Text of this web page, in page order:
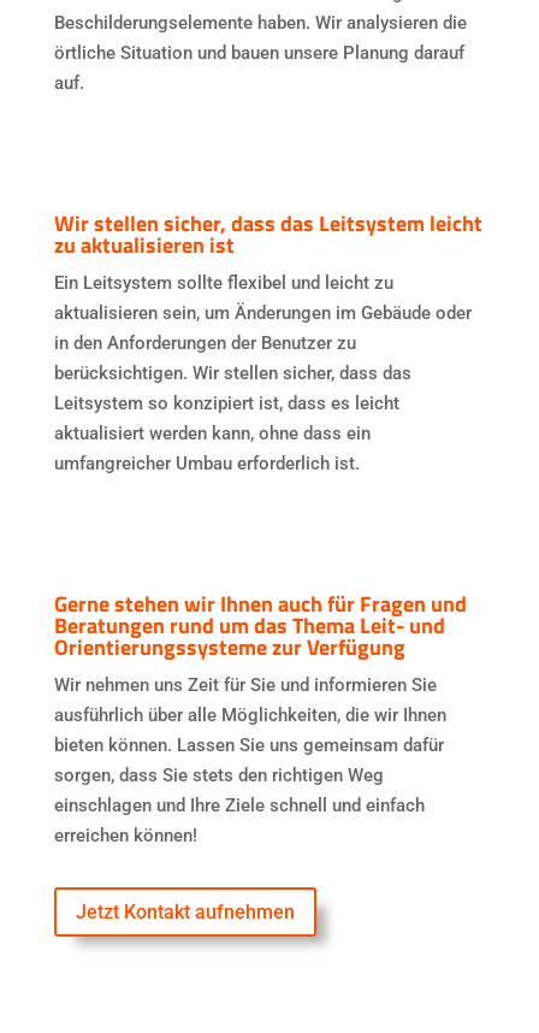
Beschilderungselemente haben. Wir analysieren die
örtliche Situation und bauen unsere Planung darauf
auf.
Wir stellen sicher, dass das Leitsystem leicht
zu aktualisieren ist
Ein Leitsystem sollte flexibel und leicht zu
aktualisieren sein, um Änderungen im Gebäude oder
in den Anforderungen der Benutzer zu
berücksichtigen. Wir stellen sicher, dass das
Leitsystem so konzipiert ist, dass es leicht
aktualisiert werden kann, ohne dass ein
umfangreicher Umbau erforderlich ist.
Gerne stehen wir Ihnen auch für Fragen und
Beratungen rund um das Thema Leit- und
Orientierungssysteme zur Verfügung
Wir nehmen uns Zeit für Sie und informieren Sie
ausführlich über alle Möglichkeiten, die wir Ihnen
bieten können. Lassen Sie uns gemeinsam dafür
sorgen, dass Sie stets den richtigen Weg
einschlagen und Ihre Ziele schnell und einfach
erreichen können!
Jetzt Kontakt aufnehmen